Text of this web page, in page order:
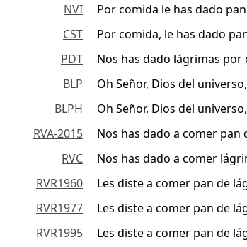
NVI
Por comida le has dado
CST
Por comida, le has dado
PDT
Nos has dado lágrimas
BLP
Oh Señor, Dios del
BLPH
Oh Señor, Dios del
RVA-2015
Nos has dado a comer pan
RVC
Nos has dado a comer
RVR1960
Les diste a comer pan de
RVR1977
Les diste a comer pan de
RVR1995
Les diste a comer pan de